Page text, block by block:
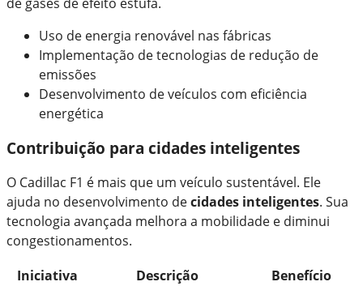
Uso de energia renovável nas fábricas
Implementação de tecnologias de redução de
emissões
Desenvolvimento de veículos com eficiência
energética
Contribuição para cidades inteligentes
O Cadillac F1 é mais que um veículo sustentável. Ele
ajuda no desenvolvimento decidades inteligentes. Sua
tecnologia avançada melhora a mobilidade e diminui
congestionamentos.
Iniciativa
Descrição
Benefício